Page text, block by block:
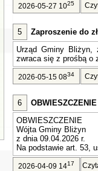
2026-05-27 1025
5
Zaproszenie do
Urząd Gminy
zwraca się z prośbą o
2026-05-15 0834
6
OBWIESZCZENIE
Wójta Gminy Bliżyn
z dnia 09.04.2026 r.
Na podstawie art. 53,
2026-04-09 1417